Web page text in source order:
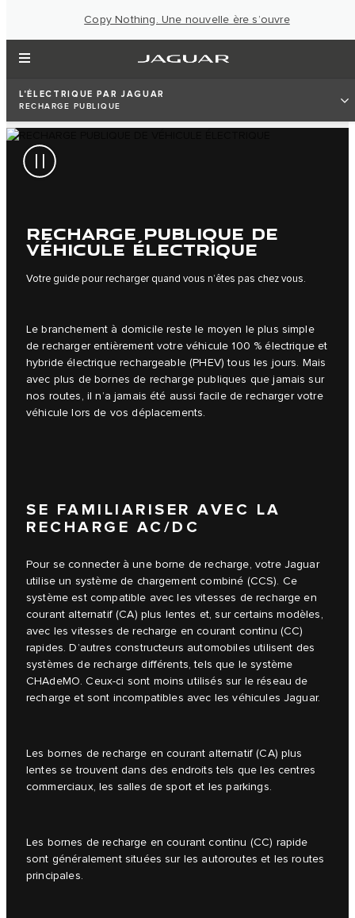
Copy Nothing. Une nouvelle ère s’ouvre
L'ÉLECTRIQUE PAR JAGUAR
RECHARGE PUBLIQUE
RECHARGE PUBLIQUE DE
VÉHICULE ÉLECTRIQUE
Votre guide pour recharger quand vous n’êtes pas chez vous.
Le branchement à domicile reste le moyen le plus simple
de recharger entièrement votre véhicule 100 % électrique et
hybride électrique rechargeable (PHEV) tous les jours. Mais
avec plus de bornes de recharge publiques que jamais sur
nos routes, il n’a jamais été aussi facile de recharger votre
véhicule lors de vos déplacements.
SE FAMILIARISER AVEC LA
RECHARGE AC/DC
Pour se connecter à une borne de recharge, votre Jaguar
utilise un système de chargement combiné (CCS). Ce
système est compatible avec les vitesses de recharge en
courant alternatif (CA) plus lentes et, sur certains modèles,
avec les vitesses de recharge en courant continu (CC)
rapides. D’autres constructeurs automobiles utilisent des
systèmes de recharge différents, tels que le système
CHAdeMO. Ceux-ci sont moins utilisés sur le réseau de
recharge et sont incompatibles avec les véhicules Jaguar.
Les bornes de recharge en courant alternatif (CA) plus
lentes se trouvent dans des endroits tels que les centres
commerciaux, les salles de sport et les parkings.
Les bornes de recharge en courant continu (CC) rapide
sont généralement situées sur les autoroutes et les routes
principales.